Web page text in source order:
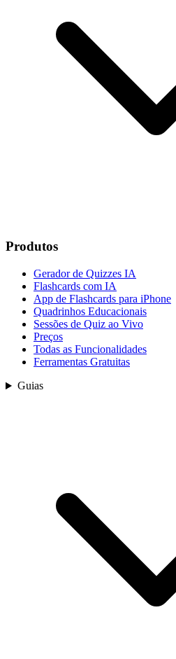
Produtos
Gerador de Quizzes IA
Flashcards com IA
App de Flashcards para iPhone
Quadrinhos Educacionais
Sessões de Quiz ao Vivo
Preços
Todas as Funcionalidades
Ferramentas Gratuitas
Guias